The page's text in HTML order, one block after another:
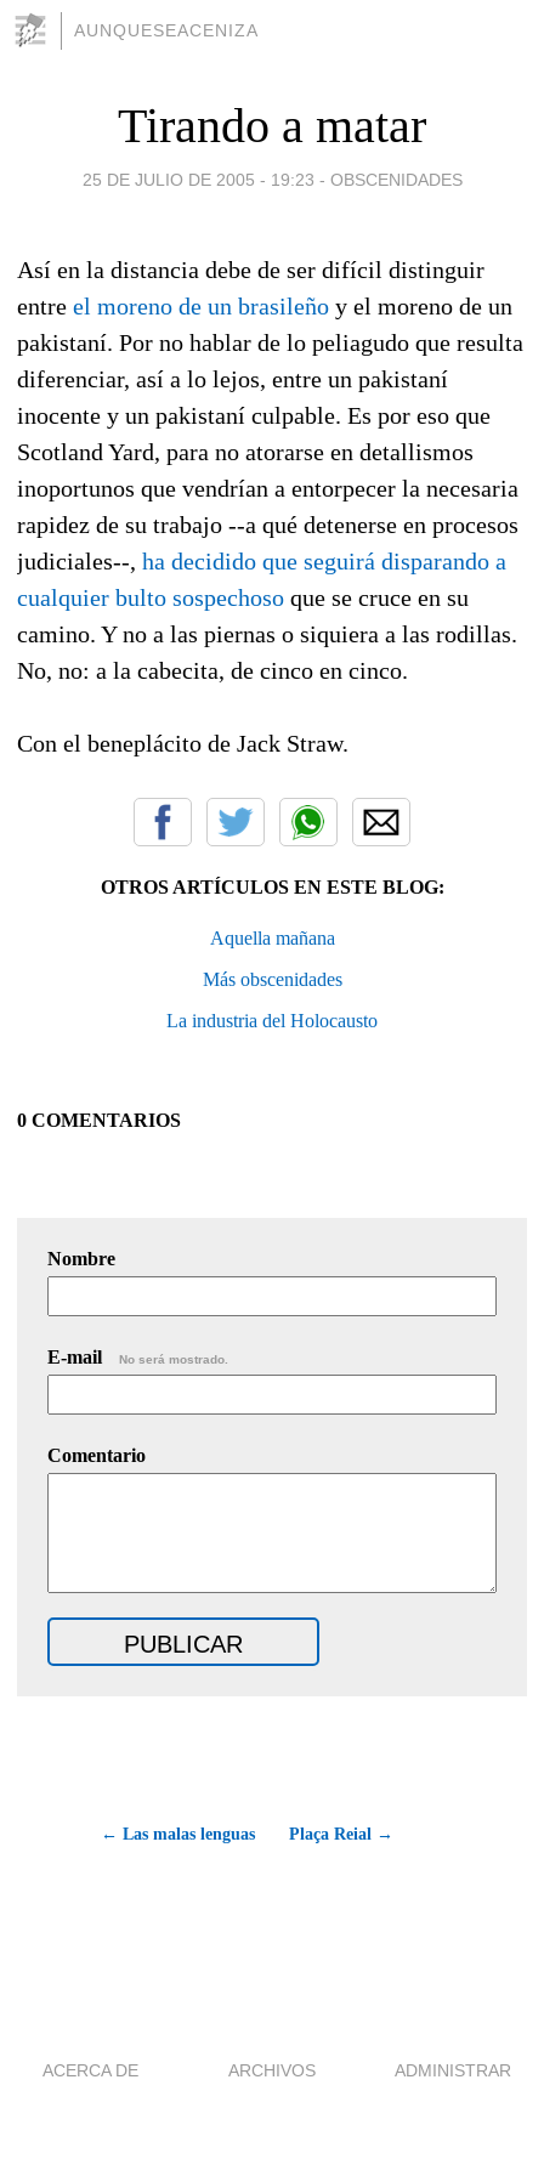
AUNQUESEACENIZA
Tirando a matar
25 DE JULIO DE 2005 - 19:23 - OBSCENIDADES
Así en la distancia debe de ser difícil distinguir
entre el moreno de un brasileño y el moreno de un
pakistaní. Por no hablar de lo peliagudo que resulta
diferenciar, así a lo lejos, entre un pakistaní
inocente y un pakistaní culpable. Es por eso que
Scotland Yard, para no atorarse en detallismos
inoportunos que vendrían a entorpecer la necesaria
rapidez de su trabajo --a qué detenerse en procesos
judiciales--, ha decidido que seguirá disparando a
cualquier bulto sospechoso que se cruce en su
camino. Y no a las piernas o siquiera a las rodillas.
No, no: a la cabecita, de cinco en cinco.
Con el beneplácito de Jack Straw.
OTROS ARTÍCULOS EN ESTE BLOG:
Aquella mañana
Más obscenidades
La industria del Holocausto
0 COMENTARIOS
Nombre
E-mail No será mostrado.
Comentario
← Las malas lenguas Plaça Reial →
ACERCA DE ARCHIVOS ADMINISTRAR